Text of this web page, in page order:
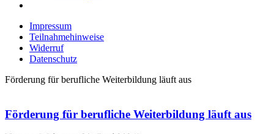
Impressum
Teilnahmehinweise
Widerruf
Datenschutz
Förderung für berufliche Weiterbildung läuft aus
Förderung für berufliche Weiterbildung läuft aus